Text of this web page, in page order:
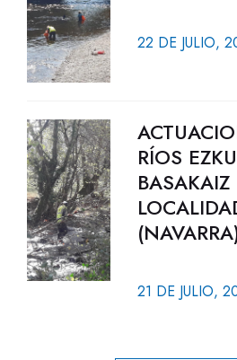
22 DE JULIO,
RÍOS
21 DE JULIO,